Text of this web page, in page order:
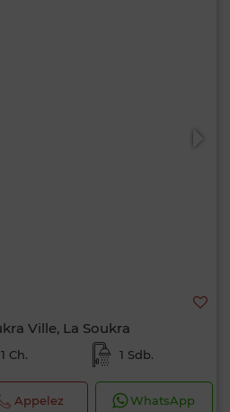
Ville, La Soukra
1 Ch. 1 Sdb.
Appelez WhatsApp